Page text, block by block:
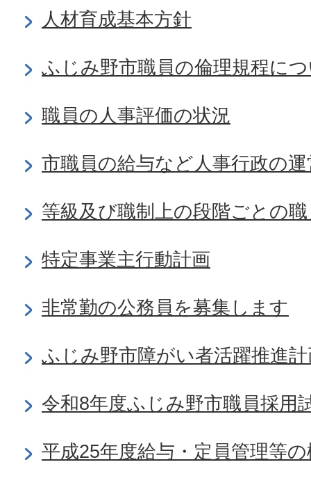
人材育成基本方針
ふじみ野市職員の倫理規程に
職員の人事評価の状況
市職員の給与など人事行政の
等級及び職制上の段階ごとの
特定事業主行動計画
非常勤の公務員を募集します
ふじみ野市障がい者活躍推進
令和8年度ふじみ野市職員採用
平成25年度給与・定員管理等